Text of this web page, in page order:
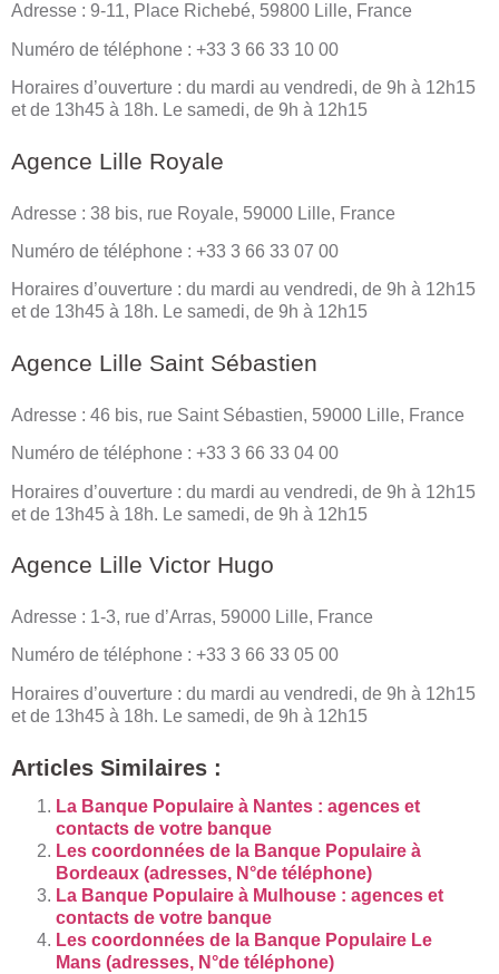
Adresse : 9-11, Place Richebé, 59800 Lille, France
Numéro de téléphone : +33 3 66 33 10 00
Horaires d’ouverture : du mardi au vendredi, de 9h à 12h15
et de 13h45 à 18h. Le samedi, de 9h à 12h15
Agence Lille Royale
Adresse : 38 bis, rue Royale, 59000 Lille, France
Numéro de téléphone : +33 3 66 33 07 00
Horaires d’ouverture : du mardi au vendredi, de 9h à 12h15
et de 13h45 à 18h. Le samedi, de 9h à 12h15
Agence Lille Saint Sébastien
Adresse : 46 bis, rue Saint Sébastien, 59000 Lille, France
Numéro de téléphone : +33 3 66 33 04 00
Horaires d’ouverture : du mardi au vendredi, de 9h à 12h15
et de 13h45 à 18h. Le samedi, de 9h à 12h15
Agence Lille Victor Hugo
Adresse : 1-3, rue d’Arras, 59000 Lille, France
Numéro de téléphone : +33 3 66 33 05 00
Horaires d’ouverture : du mardi au vendredi, de 9h à 12h15
et de 13h45 à 18h. Le samedi, de 9h à 12h15
Articles Similaires :
La Banque Populaire à Nantes : agences et
contacts de votre banque
Les coordonnées de la Banque Populaire à
Bordeaux (adresses, N°de téléphone)
La Banque Populaire à Mulhouse : agences et
contacts de votre banque
Les coordonnées de la Banque Populaire Le
Mans (adresses, N°de téléphone)